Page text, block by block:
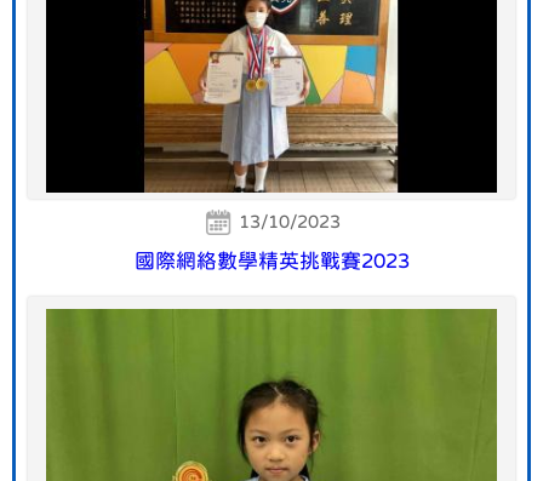
13/10/2023
國際網絡數學精英挑戰賽2023